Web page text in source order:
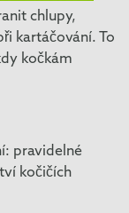
chlupy,
kartáčování. To
kočkám
pravidelné
kočičích